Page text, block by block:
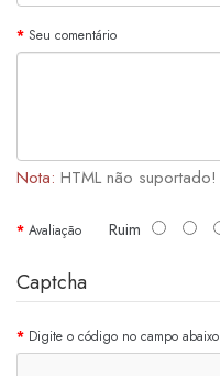
Seu comentário
Nota: HTML não suportado!
Avaliação Ruim
Captcha
Digite o código no campo abaixo